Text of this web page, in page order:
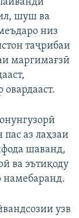
шуш ва
низ
таҷрибаи
маргимағзӣ
аз лаҳзаи
шаванд,
ва эътиқоду
намебаранд.
узв